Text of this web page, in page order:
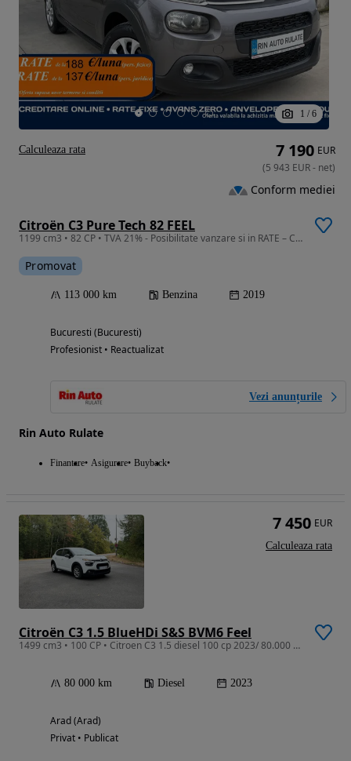
1 / 6
Citroën C3 Pure Tech 82 FEEL
1199 cm3 • 82 CP • TVA 21% - Posibilitate vanzare si in RATE – Credit sau Leasing
Promovat
113 000 km Benzina 2019
Bucuresti (Bucuresti)
Profesionist • Reactualizat
Vezi anunțurile
Rin Auto Rulate
Finantare Asigurare Buyback
7 190 EUR
(5 943 EUR- net)
Conform mediei
Calculeaza rata
Citroën C3 1.5 BlueHDi S&S BVM6 Feel
1499 cm3 • 100 CP • Citroen C3 1.5 diesel 100 cp 2023/ 80.000 km / Euro 6 /Navigatie
80 000 km Diesel 2023
Arad (Arad)
Privat • Publicat
7 450 EUR
Calculeaza rata